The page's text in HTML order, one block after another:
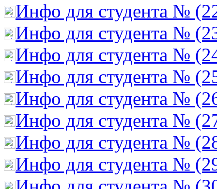
Инфо для студента №
Инфо для студента №
Инфо для студента №
Инфо для студента №
Инфо для студента №
Инфо для студента №
Инфо для студента №
Инфо для студента №